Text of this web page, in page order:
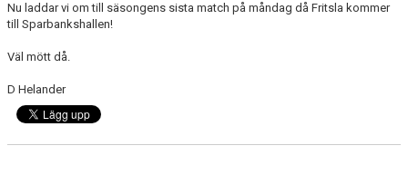
Nu laddar vi om till säsongens sista match på måndag då Fritsla kommer
till Sparbankshallen!
Väl mött då.
D Helander